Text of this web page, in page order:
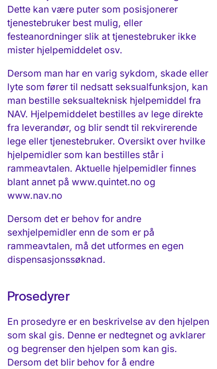
Dette kan være puter som posisjonerer
tjenestebruker best mulig, eller
festeanordninger slik at tjenestebruker ikke
mister hjelpemiddelet osv.
Dersom man har en varig sykdom, skade eller
lyte som fører til nedsatt seksualfunksjon, kan
man bestille seksualteknisk hjelpemiddel fra
NAV. Hjelpemiddelet bestilles av lege direkte
fra leverandør, og blir sendt til rekvirerende
lege eller tjenestebruker. Oversikt over hvilke
hjelpemidler som kan bestilles står i
rammeavtalen. Aktuelle hjelpemidler finnes
blant annet på www.quintet.no og
www.nav.no
Dersom det er behov for andre
sexhjelpemidler enn de som er på
rammeavtalen, må det utformes en egen
dispensasjonssøknad.
Prosedyrer
En prosedyre er en beskrivelse av den hjelpen
som skal gis. Denne er nedtegnet og avklarer
og begrenser den hjelpen som kan gis.
Dersom det blir behov for å endre